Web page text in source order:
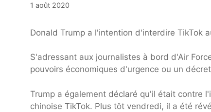
1 août 2020
Donald Trump a l'intention d'interdire TikTok
S'adressant aux journalistes à bord d'Air
pouvoirs économiques d'urgence ou un
Trump a également déclaré qu'il était contre
chinoise TikTok. Plus tôt vendredi, il a été